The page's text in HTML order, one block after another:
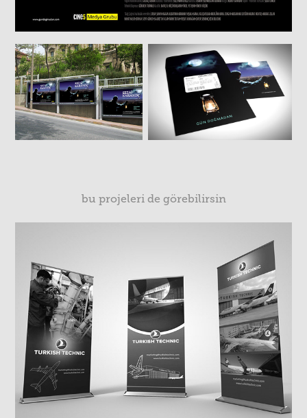
bu projeleri de görebilirsin